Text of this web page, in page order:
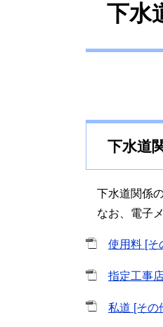
下水
下水道
下水道関係の
なお、電子
使用料 [そ
指定工事
私道 [その